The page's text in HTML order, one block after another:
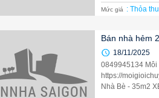
Mức giá : Thỏa
Bán nhà hẻm
18/11/2025
0849945134
https://
Nhà Bè - 35m2